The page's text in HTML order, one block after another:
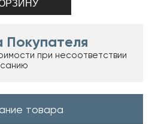
при несоответствии
товара